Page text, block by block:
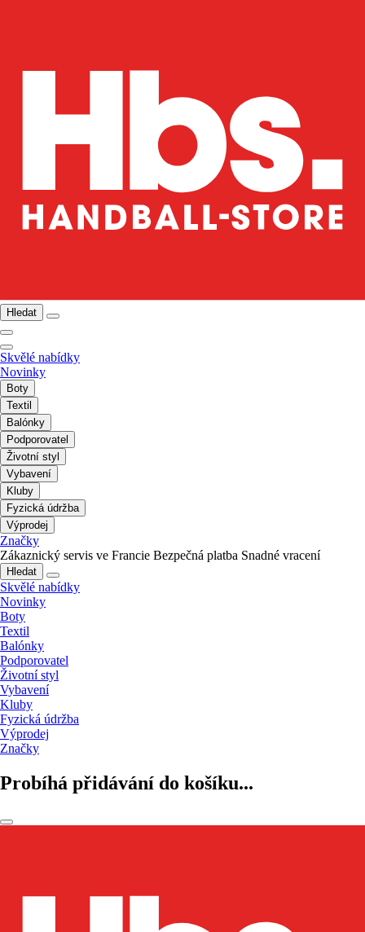
Hledat
Skvělé nabídky
Novinky
Boty
Textil
Balónky
Podporovatel
Životní styl
Vybavení
Kluby
Fyzická údržba
Výprodej
Značky
Zákaznický servis ve Francie Bezpečná platba Snadné vracení
Hledat
Skvělé nabídky
Novinky
Boty
Textil
Balónky
Podporovatel
Životní styl
Vybavení
Kluby
Fyzická údržba
Výprodej
Značky
Probíhá přidávání do košíku...